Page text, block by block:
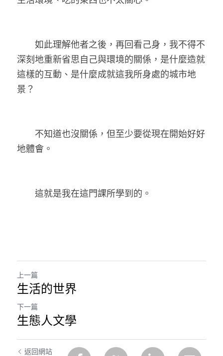
如此理解他者之後，再回看己身，我不得不
深刻地重新省思自己與環境的關係，是什麼造就
這樣的互動、是什麼成就這我所身處的城市地
景？
不知道也沒關係，但至少要從現在開始好好
地體會。
這就是我在這門課所學到的。
上一篇
生活的世界
下一篇
生態人文學
返回網站